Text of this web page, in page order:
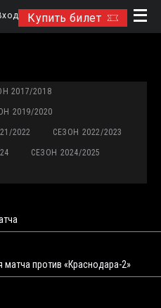
Купить билет
2017/2018
2019/2020
2022 СЕЗОН 2022/2023
СЕЗОН 2024/2025
против «Краснодара-2»